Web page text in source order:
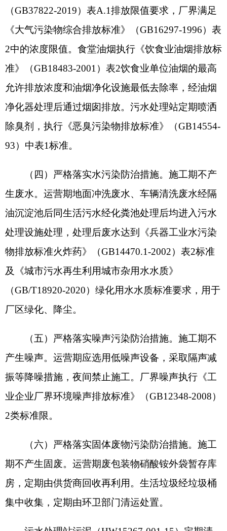
（五）严格落实噪声污染防治措施。施工期不
产生噪声。运营期应选用低噪声设备，采取隔声减
振等降噪措施，夜间禁止施工。厂界噪声执行《工
业企业厂界环境噪声排放标准》（GB12348-2008）
2类标准限。
（六）严格落实固体废物污染防治措施。施工
期不产生固废。运营期废包装物硝酸铵外袋暂存库
集中收集，定期由环卫部门清运处置。
污水处理站污泥（HW15267-001-15）定期清
掏后交由有资质单位处理，外运过程注意密封性，
防止大量恶臭气体逸散。撬装加油装置油泥
（HW08900-221-08），定期委托有资质单位并进
（HW08900-210-08）定期清收集后暂存于危险废
物贮存库，定期交有资质单位处理。废包装物硝酸
铵内袋（HW49900-041-49）、废机油（HW08900-
214-08）、废机油桶（HW08900-249-08）、废布袋
险废物贮存库，定期交有资质单位处置。危废贮存
应按照《危险废物贮存污染控制标准》(GB8599-
2023)规定处置和管理，并按《危险废物管理计划和
报危险废物管理计划，规范建立并运行危废台账，
在线办理电子转移联单。
（七）强化环境风险防范和应急措施。加强项
目规范化管理。项目设置专门的环保管理工作机
加强风险管理，落实项目风险防范制度和措施，针
对该项目可能产生的风险，建设方应严格执行《报